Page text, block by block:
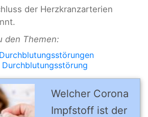
der Herzkranzarterien
den Themen:
Welcher Corona
Impfstoff ist der